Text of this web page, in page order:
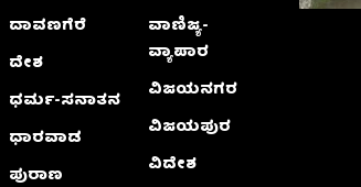
ದಾವಣಗೆರೆ
ದೇಶ
ಧರ್ಮ-ಸನಾತನ
ಧಾರವಾಡ
ಪುರಾಣ
ವಾಣಿಜ್ಯ-
ವ್ಯಾಪಾರ
ವಿಜಯನಗರ
ವಿಜಯಪುರ
ವಿದೇಶ